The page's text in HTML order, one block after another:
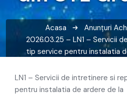
Acasa Anunțuri
2026.03.25 – LN1 – Servicii
tip service pentru instalatia
LN1 – Servicii de intretinere si
pentru instalatia de ardere de la